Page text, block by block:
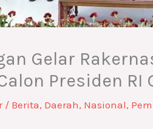
Gelar
Presiden RI
/ Berita, Daerah, Nasional,